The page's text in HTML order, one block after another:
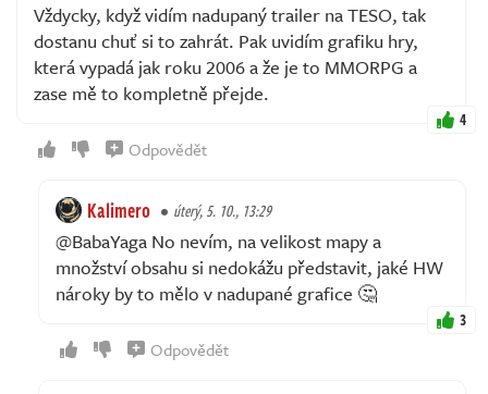
Vždycky, když vidím nadupaný trailer na TESO, tak
dostanu chuť si to zahrát. Pak uvidím grafiku hry,
která vypadá jak roku 2006 a že je to MMORPG a
zase mě to kompletně přejde.
4
Odpovědět
Kalimero úterý, 5. 10., 13:29
@BabaYaga No nevím, na velikost mapy a
množství obsahu si nedokážu představit, jaké HW
nároky by to mělo v nadupané grafice 🤔
3
Odpovědět